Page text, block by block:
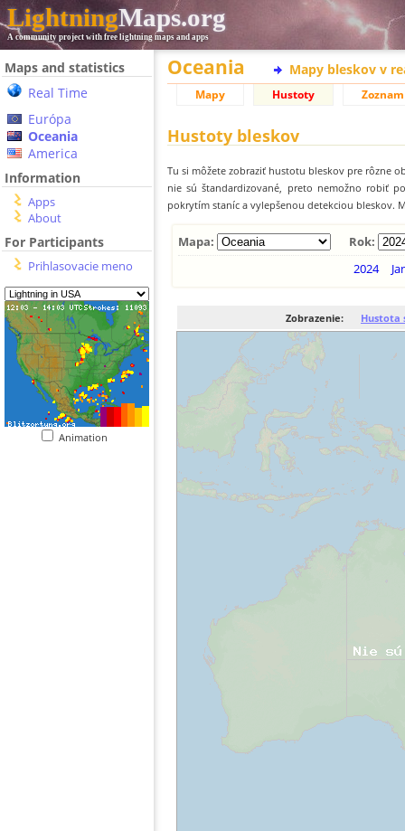
LightningMaps.org
A community project with free lightning maps and apps
Maps and statistics
Real Time
Európa
Oceania
America
Information
Apps
About
For Participants
Prihlasovacie meno
Animation
Oceania Mapy bleskov v
Mapy Hustoty Zoznam
Hustoty bleskov
Tu si môžete zobraziť hustotu bleskov pre rôzne
nie sú štandardizované, preto nemožno robiť
pokrytím staníc a vylepšenou detekciou bleskov.
Mapa:
Rok:
2024
Zobrazenie: Hustota